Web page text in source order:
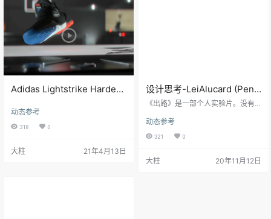
Adidas Lightstrike Harden
动态参考
318 0
大柱 21年4月13日
设计思考-LeiAlucard (Peng
Lei)历史作品
《出路》是一部个人实验片。没有
的朋友做了一个宇航员的模型，当
我看到它时，我决定把它变成一部
我小的时候很喜欢玩游戏。也许这
动态参考
321 0
大柱 20年11月12日